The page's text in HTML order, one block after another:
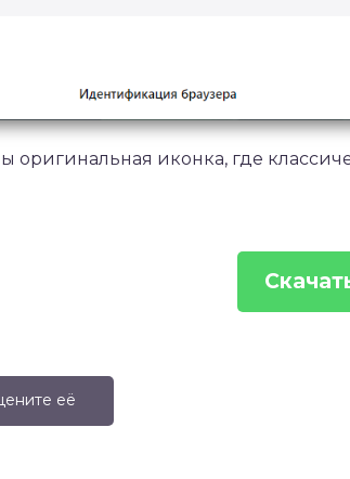
оригинальная иконка, где
её